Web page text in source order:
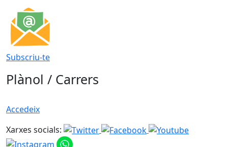
Subscriu-te
Plànol / Carrers
Accedeix
Xarxes socials: